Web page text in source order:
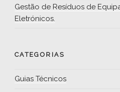
Gestão de Resíduos de
Eletrónicos.
CATEGORIAS
Guias Técnicos